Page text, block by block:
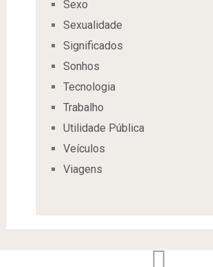
Sexo
Sexualidade
Significados
Sonhos
Tecnologia
Trabalho
Utilidade Pública
Veículos
Viagens